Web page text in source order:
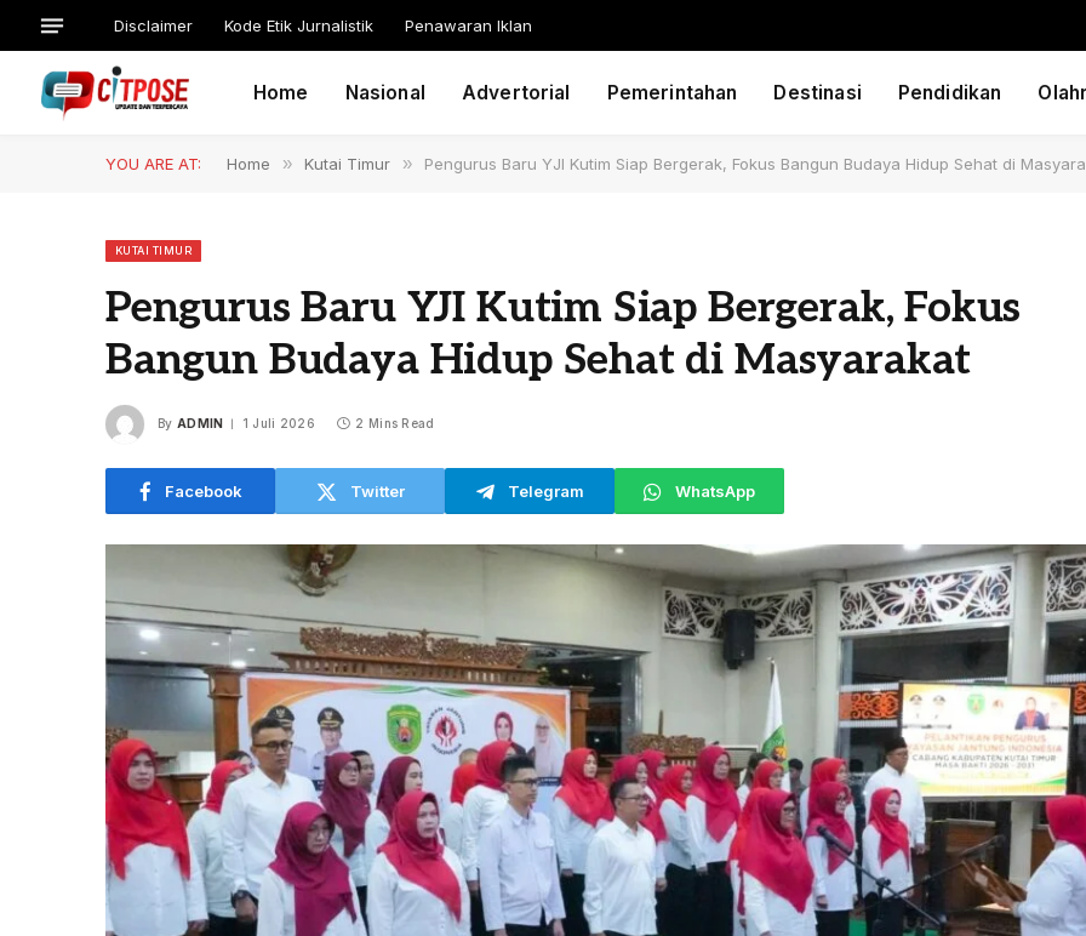
Disclaimer Kode Etik Jurnalistik Penawaran Iklan
Home Nasional Advertorial Pemerintahan Destinasi Pendidikan
YOU ARE AT: Home » Kutai Timur » Pengurus Baru YJI Kutim Siap Bergerak, Fokus Bangun Budaya Hidup Sehat di
KUTAI TIMUR
Pengurus Baru YJI Kutim Siap Bergerak, Fokus
Bangun Budaya Hidup Sehat di Masyarakat
By ADMIN 1 Juli 2026 2 Mins Read
Facebook Twitter Telegram WhatsApp